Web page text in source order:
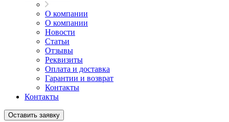
О компании
О компании
Новости
Статьи
Отзывы
Реквизиты
Оплата и доставка
Гарантии и возврат
Контакты
Контакты
Оставить заявку